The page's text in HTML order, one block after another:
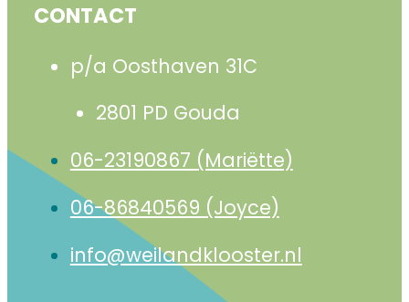
CONTACT
p/a Oosthaven 31C
2801 PD Gouda
06-23190867 (Mariëtte)
06-86840569 (Joyce)
info@weilandklooster.nl